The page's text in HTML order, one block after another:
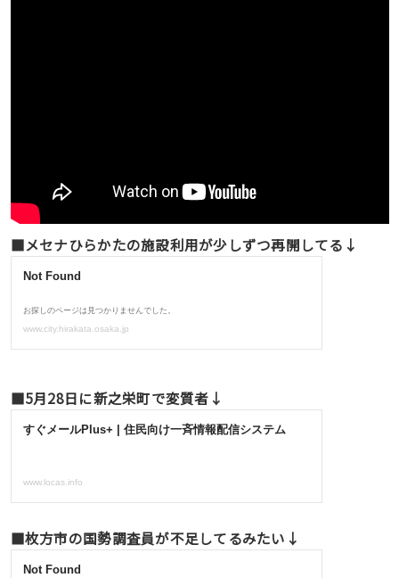
■メセナひらかたの施設利用が少しずつ再開してる↓
■5月28日に新之栄町で変質者↓
■枚方市の国勢調査員が不足してるみたい↓